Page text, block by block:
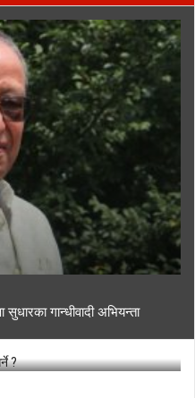
गान्धीवादी अभियन्ता